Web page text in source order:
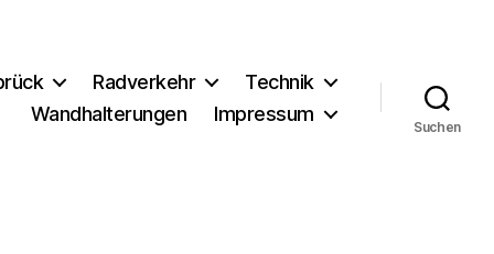
Radverkehr
Technik
Wandhalterungen
Impressum
Suchen